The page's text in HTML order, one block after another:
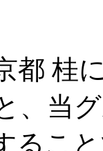
都 桂
、当
るこ